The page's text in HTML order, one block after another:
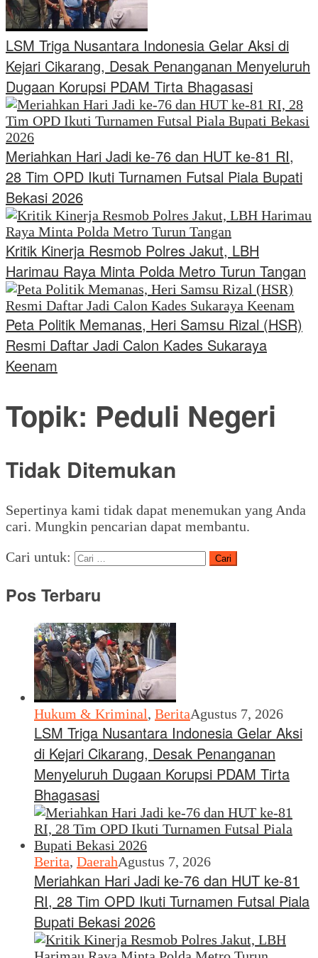
LSM Triga Nusantara Indonesia Gelar Aksi di
Kejari Cikarang, Desak Penanganan Menyeluruh
Dugaan Korupsi PDAM Tirta Bhagasasi
Meriahkan Hari Jadi ke-76 dan HUT ke-81 RI,
28 Tim OPD Ikuti Turnamen Futsal Piala Bupati
Bekasi 2026
Kritik Kinerja Resmob Polres Jakut, LBH
Harimau Raya Minta Polda Metro Turun Tangan
Peta Politik Memanas, Heri Samsu Rizal (HSR)
Resmi Daftar Jadi Calon Kades Sukaraya
Keenam
Topik: Peduli Negeri
Tidak Ditemukan
Sepertinya kami tidak dapat menemukan yang Anda
cari. Mungkin pencarian dapat membantu.
Cari untuk:
Pos Terbaru
Hukum & Kriminal, BeritaAgustus 7, 2026
LSM Triga Nusantara Indonesia Gelar Aksi
di Kejari Cikarang, Desak Penanganan
Menyeluruh Dugaan Korupsi PDAM Tirta
Bhagasasi
Berita, DaerahAgustus 7, 2026
Meriahkan Hari Jadi ke-76 dan HUT ke-81
RI, 28 Tim OPD Ikuti Turnamen Futsal Piala
Bupati Bekasi 2026